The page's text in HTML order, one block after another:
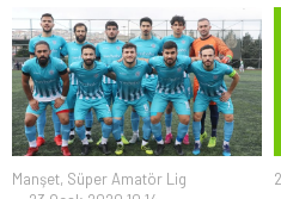
Manşet, Süper Amatör Lig